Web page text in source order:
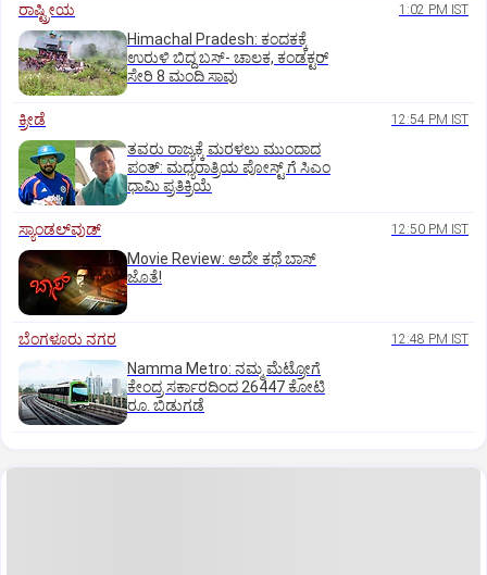
ರಾಷ್ಟ್ರೀಯ 1:02 PM IST
Himachal Pradesh: ಕಂದಕಕ್ಕೆ
ಉರುಳಿ ಬಿದ್ದ ಬಸ್-‌ ಚಾಲಕ, ಕಂಡಕ್ಟರ್‌
ಸೇರಿ 8 ಮಂದಿ ಸಾವು
ಕ್ರೀಡೆ 12:54 PM IST
ತವರು ರಾಜ್ಯಕ್ಕೆ ಮರಳಲು ಮುಂದಾದ
ಪಂತ್:‌ ಮಧ್ಯರಾತ್ರಿಯ ಪೋಸ್ಟ್‌ ಗೆ ಸಿಎಂ
ಧಾಮಿ ಪ್ರತಿಕ್ರಿಯೆ
ಸ್ಯಾಂಡಲ್‌ವುಡ್‌ 12:50 PM IST
Movie Review: ಅದೇ ಕಥೆ ಬಾಸ್‌
ಜೊತೆ!
ಬೆಂಗಳೂರು ನಗರ 12:48 PM IST
Namma Metro: ನಮ್ಮ ಮೆಟ್ರೋಗೆ
ಕೇಂದ್ರ ಸರ್ಕಾರದಿಂದ 26447 ಕೋಟಿ
ರೂ. ಬಿಡುಗಡೆ